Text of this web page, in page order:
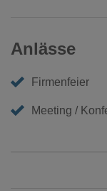
Anlässe
Firmenfeier
Meeting /